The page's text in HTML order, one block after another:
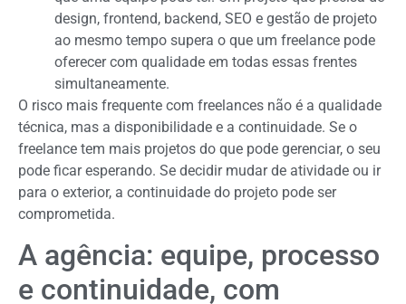
design, frontend, backend, SEO e gestão de projeto
ao mesmo tempo supera o que um freelance pode
oferecer com qualidade em todas essas frentes
simultaneamente.
O risco mais frequente com freelances não é a qualidade
técnica, mas a disponibilidade e a continuidade. Se o
freelance tem mais projetos do que pode gerenciar, o seu
pode ficar esperando. Se decidir mudar de atividade ou ir
para o exterior, a continuidade do projeto pode ser
comprometida.
A agência: equipe, processo
e continuidade, com